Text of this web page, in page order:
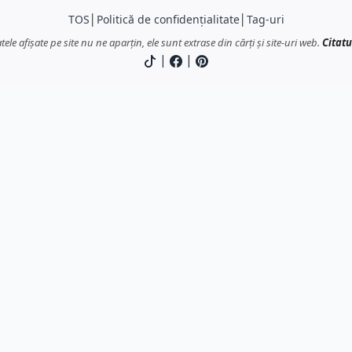
TOS Politică de confidențialitate│ Tag-uri
afișate pe site nu ne aparțin, ele sunt extrase din cărți și site-uri web.
| |